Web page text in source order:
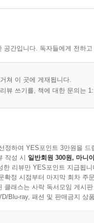
공간입니다. 독자들에게 전하
쳐 이 곳에 게재됩니다.
뷰 쓰기를, 책에 대한 문의는
정하여 YES포인트 3만원을 드
작성 시 일반회원 300원, 마니
한 리뷰만 YES포인트 지급됩니
확정 시점부터 마지막 회차 주
클래스는 사락 독서모임 게시
Blu-ray, 패션 및 판매금지 상